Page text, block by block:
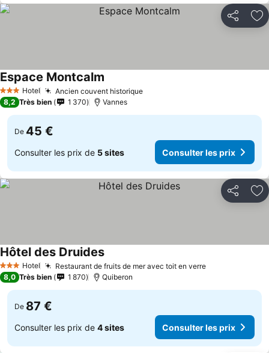
Partager
3 ÉtoilesHotel Ancien couvent historique
Espace Montcalm
8,2 Très bien 1 370 Vannes
De 45 €
Consulter les prix de 5 sites Consulter les prix
Partager
3 ÉtoilesHotel Restaurant de fruits de mer avec toit en verre
Hôtel des Druides
8,0 Très bien 1 870 Quiberon
De 87 €
Consulter les prix de 4 sites Consulter les prix